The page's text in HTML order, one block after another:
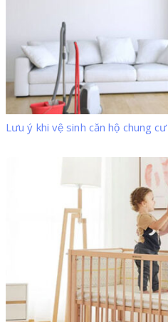
Lưu ý khi vệ sinh căn hộ chung cư